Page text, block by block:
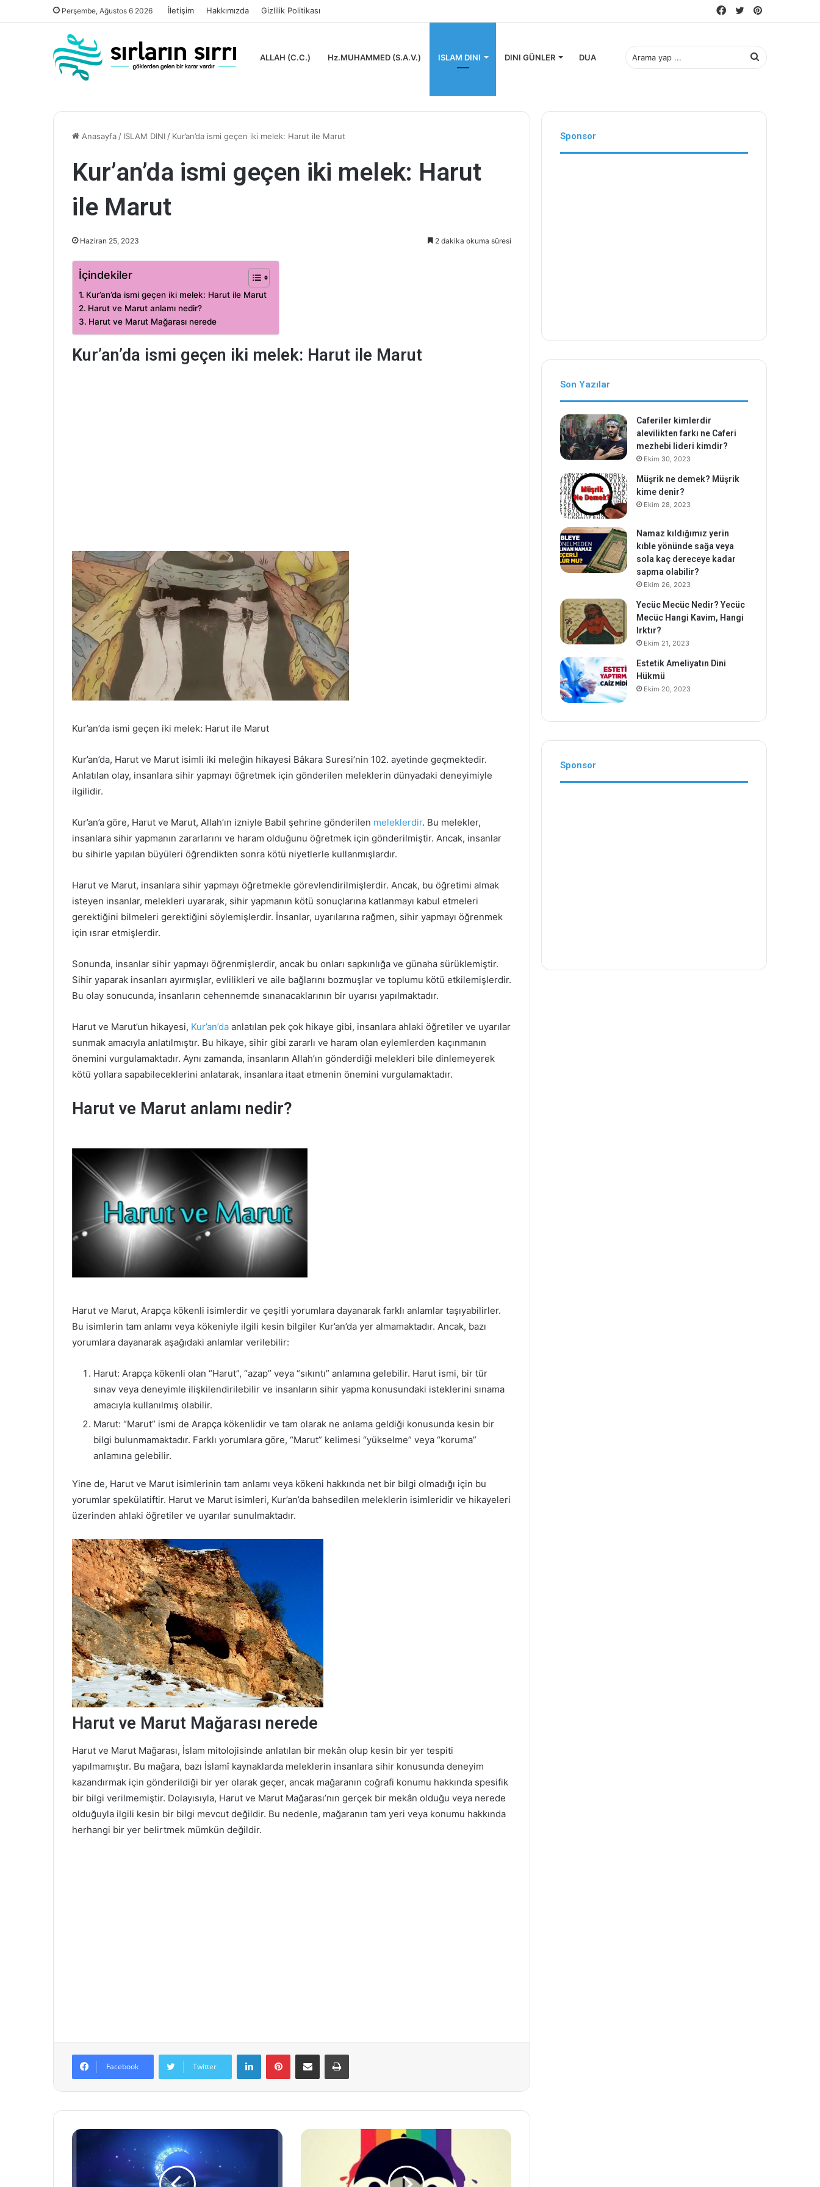
Perşembe, Ağustos 6 2026 İletişim Hakkımızda Gizlilik Politikası Pinterest
Twitter
Facebook
ALLAH (C.C.) Hz.MUHAMMED (S.A.V.) ISLAM DINI DINI GÜNLER DUA Arama
Anasayfa / ISLAM DINI / Kur’an’da ismi geçen iki melek: Harut ile Marut
Kur’an’da ismi geçen iki melek: Harut
ile Marut
Haziran 25, 2023 2 dakika okuma süresi
İçindekiler
Kur’an’da ismi geçen iki melek: Harut ile Marut
Harut ve Marut anlamı nedir?
Harut ve Marut Mağarası nerede
Kur’an’da ismi geçen iki melek: Harut ile Marut
Kur’an’da ismi geçen iki melek: Harut ile Marut
Kur’an’da, Harut ve Marut isimli iki meleğin hikayesi Bâkara Suresi’nin 102. ayetinde geçmektedir.
Anlatılan olay, insanlara sihir yapmayı öğretmek için gönderilen meleklerin dünyadaki deneyimiyle
ilgilidir.
Kur’an’a göre, Harut ve Marut, Allah’ın izniyle Babil şehrine gönderilen meleklerdir. Bu melekler,
insanlara sihir yapmanın zararlarını ve haram olduğunu öğretmek için gönderilmiştir. Ancak, insanlar
bu sihirle yapılan büyüleri öğrendikten sonra kötü niyetlerle kullanmışlardır.
Harut ve Marut, insanlara sihir yapmayı öğretmekle görevlendirilmişlerdir. Ancak, bu öğretimi almak
isteyen insanlar, melekleri uyararak, sihir yapmanın kötü sonuçlarına katlanmayı kabul etmeleri
gerektiğini bilmeleri gerektiğini söylemişlerdir. İnsanlar, uyarılarına rağmen, sihir yapmayı öğrenmek
için ısrar etmişlerdir.
Sonunda, insanlar sihir yapmayı öğrenmişlerdir, ancak bu onları sapkınlığa ve günaha sürüklemiştir.
Sihir yaparak insanları ayırmışlar, evlilikleri ve aile bağlarını bozmuşlar ve toplumu kötü etkilemişlerdir.
Bu olay sonucunda, insanların cehennemde sınanacaklarının bir uyarısı yapılmaktadır.
Harut ve Marut’un hikayesi, Kur’an’da anlatılan pek çok hikaye gibi, insanlara ahlaki öğretiler ve uyarılar
sunmak amacıyla anlatılmıştır. Bu hikaye, sihir gibi zararlı ve haram olan eylemlerden kaçınmanın
önemini vurgulamaktadır. Aynı zamanda, insanların Allah’ın gönderdiği melekleri bile dinlemeyerek
kötü yollara sapabileceklerini anlatarak, insanlara itaat etmenin önemini vurgulamaktadır.
Harut ve Marut anlamı nedir?
Harut ve Marut, Arapça kökenli isimlerdir ve çeşitli yorumlara dayanarak farklı anlamlar taşıyabilirler.
Bu isimlerin tam anlamı veya kökeniyle ilgili kesin bilgiler Kur’an’da yer almamaktadır. Ancak, bazı
yorumlara dayanarak aşağıdaki anlamlar verilebilir:
Harut: Arapça kökenli olan “Harut”, “azap” veya “sıkıntı” anlamına gelebilir. Harut ismi, bir tür
sınav veya deneyimle ilişkilendirilebilir ve insanların sihir yapma konusundaki isteklerini sınama
amacıyla kullanılmış olabilir.
Marut: “Marut” ismi de Arapça kökenlidir ve tam olarak ne anlama geldiği konusunda kesin bir
bilgi bulunmamaktadır. Farklı yorumlara göre, “Marut” kelimesi “yükselme” veya “koruma”
anlamına gelebilir.
Yine de, Harut ve Marut isimlerinin tam anlamı veya kökeni hakkında net bir bilgi olmadığı için bu
yorumlar spekülatiftir. Harut ve Marut isimleri, Kur’an’da bahsedilen meleklerin isimleridir ve hikayeleri
üzerinden ahlaki öğretiler ve uyarılar sunulmaktadır.
Harut ve Marut Mağarası nerede
Harut ve Marut Mağarası, İslam mitolojisinde anlatılan bir mekân olup kesin bir yer tespiti
yapılmamıştır. Bu mağara, bazı İslamî kaynaklarda meleklerin insanlara sihir konusunda deneyim
kazandırmak için gönderildiği bir yer olarak geçer, ancak mağaranın coğrafi konumu hakkında spesifik
bir bilgi verilmemiştir. Dolayısıyla, Harut ve Marut Mağarası’nın gerçek bir mekân olduğu veya nerede
olduğuyla ilgili kesin bir bilgi mevcut değildir. Bu nedenle, mağaranın tam yeri veya konumu hakkında
herhangi bir yer belirtmek mümkün değildir.
Facebook Twitter
LinkedInPinterestE-Posta ile paylaş Yazdır
Sponsor
Son Yazılar
Caferiler kimlerdir
alevilikten farkı ne Caferi
mezhebi lideri kimdir?
Ekim 30, 2023
Müşrik ne demek? Müşrik
kime denir?
Ekim 28, 2023
Namaz kıldığımız yerin
kıble yönünde sağa veya
sola kaç dereceye kadar
sapma olabilir?
Ekim 26, 2023
Yecüc Mecüc Nedir? Yecüc
Mecüc Hangi Kavim, Hangi
Irktır?
Ekim 21, 2023
Estetik Ameliyatın Dini
Hükmü
Ekim 20, 2023
Sponsor